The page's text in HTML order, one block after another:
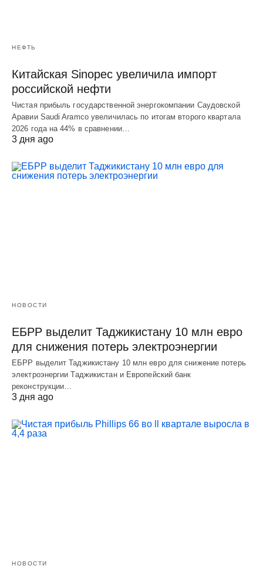
НЕФТЬ
Китайская Sinopec увеличила импорт
российской нефти
Чистая прибыль государственной энергокомпании Саудовской
Аравии Saudi Aramco увеличилась по итогам второго квартала
2026 года на 44% в сравнении…
3 дня ago
НОВОСТИ
ЕБРР выделит Таджикистану 10 млн евро
для снижения потерь электроэнергии
ЕБРР выделит Таджикистану 10 млн евро для снижение потерь
электроэнергии Таджикистан и Европейский банк
реконструкции…
3 дня ago
НОВОСТИ